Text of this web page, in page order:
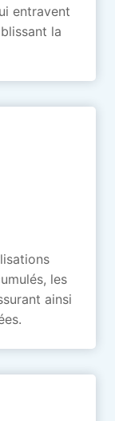
entravent
la
les
ainsi